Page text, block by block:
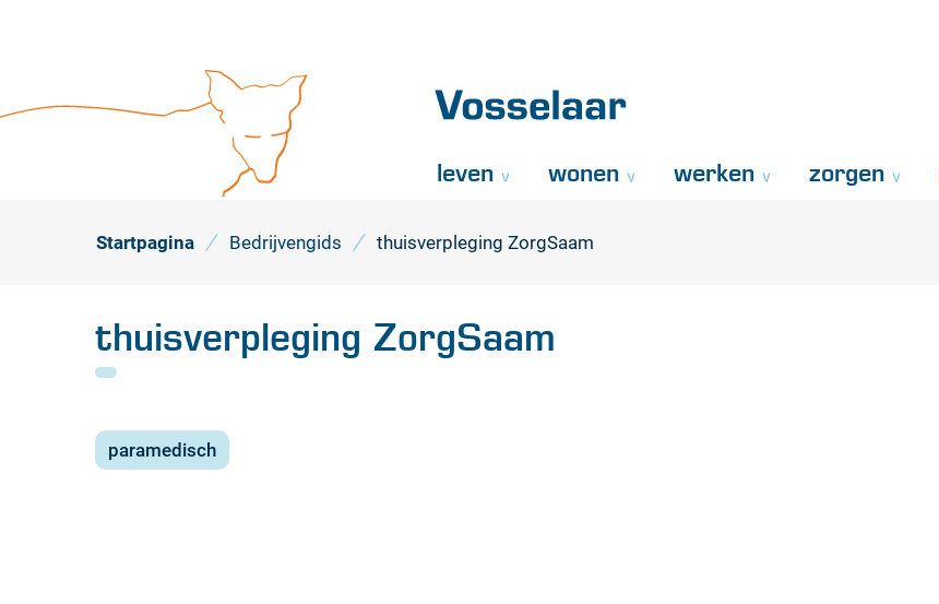
Vosselaar
leven wonen werken zorgen
Startpagina Bedrijvengids thuisverpleging ZorgSaam
thuisverpleging ZorgSaam
paramedisch